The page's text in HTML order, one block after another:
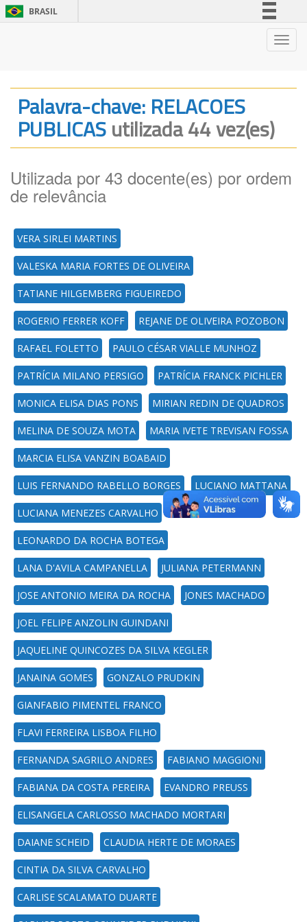
BRASIL
Legislação
Canais
Palavra-chave: RELACOES
PUBLICASutilizada 44 vez(es)
Utilizada por 43 docente(es) por ordem
de relevância
VERA SIRLEI MARTINS
VALESKA MARIA FORTES DE OLIVEIRA
TATIANE HILGEMBERG FIGUEIREDO
ROGERIO FERRER KOFF REJANE DE OLIVEIRA POZOBON
RAFAEL FOLETTO PAULO CÉSAR VIALLE MUNHOZ
PATRÍCIA MILANO PERSIGO PATRÍCIA FRANCK PICHLER
MONICA ELISA DIAS PONS MIRIAN REDIN DE QUADROS
MELINA DE SOUZA MOTA MARIA IVETE TREVISAN FOSSA
MARCIA ELISA VANZIN BOABAID
LUIS FERNANDO RABELLO BORGES LUCIANO MATTANA
LUCIANA MENEZES CARVALHO
LEONARDO DA ROCHA BOTEGA
LANA D'AVILA CAMPANELLA JULIANA PETERMANN
JOSE ANTONIO MEIRA DA ROCHA JONES MACHADO
JOEL FELIPE ANZOLIN GUINDANI
JAQUELINE QUINCOZES DA SILVA KEGLER
JANAINA GOMES GONZALO PRUDKIN
GIANFABIO PIMENTEL FRANCO
FLAVI FERREIRA LISBOA FILHO
FERNANDA SAGRILO ANDRES FABIANO MAGGIONI
FABIANA DA COSTA PEREIRA EVANDRO PREUSS
ELISANGELA CARLOSSO MACHADO MORTARI
DAIANE SCHEID CLAUDIA HERTE DE MORAES
CINTIA DA SILVA CARVALHO
CARLISE SCALAMATO DUARTE